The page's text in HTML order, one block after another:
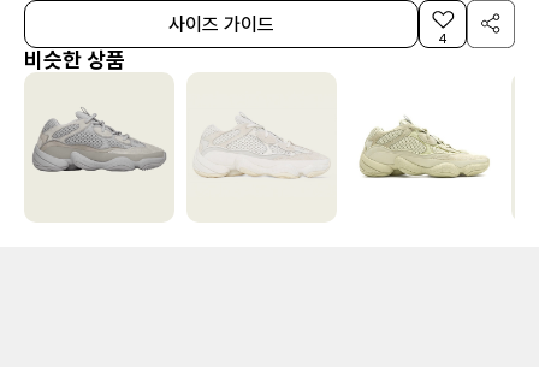
사이즈 가이드
4
비슷한 상품